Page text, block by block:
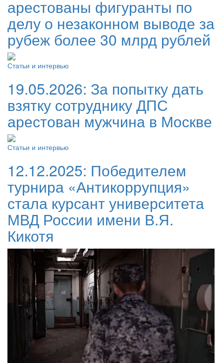
арестованы фигуранты по
делу о незаконном выводе за
рубеж более 30 млрд рублей
Статьи и интервью
19.05.2026: За попытку дать
взятку сотруднику ДПС
арестован мужчина в Москве
Статьи и интервью
12.12.2025: Победителем
турнира «Антикоррупция»
стала курсант университета
МВД России имени В.Я.
Кикотя